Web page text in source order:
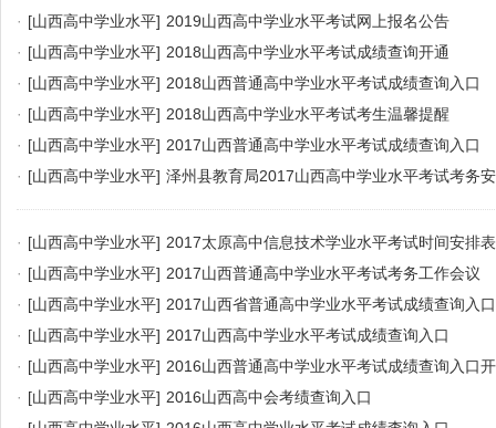
· [山西高中学业水平] 2019山西高中学业水平考试网上报名公告
· [山西高中学业水平] 2018山西高中学业水平考试成绩查询开通
· [山西高中学业水平] 2018山西普通高中学业水平考试成绩查询入口
· [山西高中学业水平] 2018山西高中学业水平考试考生温馨提醒
· [山西高中学业水平] 2017山西普通高中学业水平考试成绩查询入口
· [山西高中学业水平] 泽州县教育局2017山西高中学业水平考试考务
· [山西高中学业水平] 2017太原高中信息技术学业水平考试时间安排表
· [山西高中学业水平] 2017山西普通高中学业水平考试考务工作会议
· [山西高中学业水平] 2017山西省普通高中学业水平考试成绩查询入口
· [山西高中学业水平] 2017山西高中学业水平考试成绩查询入口
· [山西高中学业水平] 2016山西普通高中学业水平考试成绩查询入口
· [山西高中学业水平] 2016山西高中会考绩查询入口